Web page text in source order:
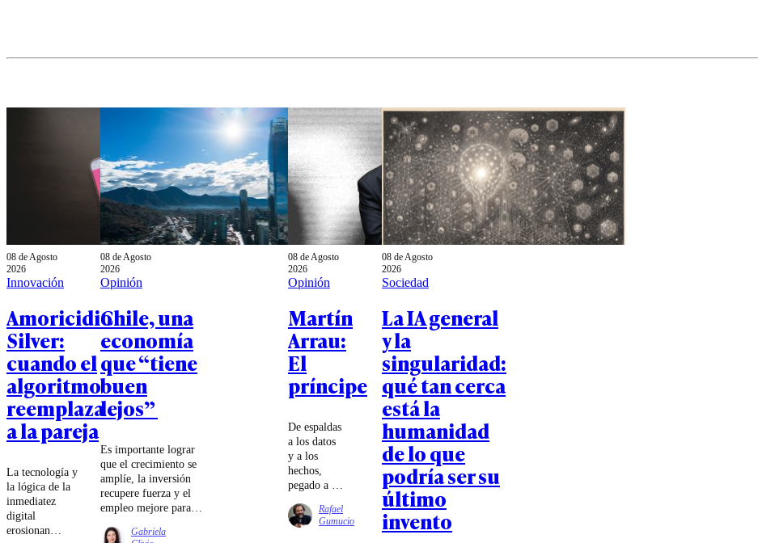
08 de Agosto
2026
Innovación
Amoricidio
Silver:
cuando el
algoritmo
reemplaza
a la pareja
La tecnología y
la lógica de la
inmediatez
digital
erosionan
08 de Agosto
2026
Opinión
Chile, una
economía
que “tiene
buen
lejos”
Es importante lograr
que el crecimiento se
amplíe, la inversión
recupere fuerza y el
empleo mejore para
entre la macroeconomía
Gabriela
08 de Agosto
2026
Opinión
Martín
Arrau:
El
príncipe
De espaldas
a los datos
y a los
hechos,
pegado a la
Chile pide
eficiencia,
Rafael
Gumucio
08 de Agosto
2026
Sociedad
La IA general
y la
singularidad:
qué tan cerca
está la
humanidad
de lo que
podría ser su
último
invento